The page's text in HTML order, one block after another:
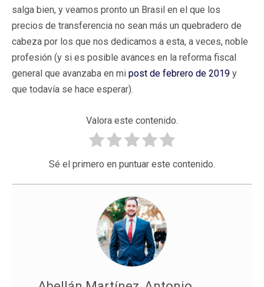
salga bien, y veamos pronto un Brasil en el que los
precios de transferencia no sean más un quebradero de
cabeza por los que nos dedicamos a esta, a veces, noble
profesión (y si es posible avances en la reforma fiscal
general que avanzaba en mi post de febrero de 2019 y
que todavía se hace esperar).
Valora este contenido.
Sé el primero en puntuar este contenido.